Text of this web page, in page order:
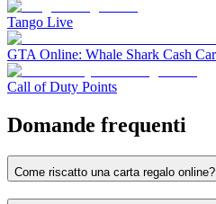
Tango Live
GTA Online: Whale Shark Cash
Call of Duty Points
Domande frequenti
Come riscatto una carta regalo online?